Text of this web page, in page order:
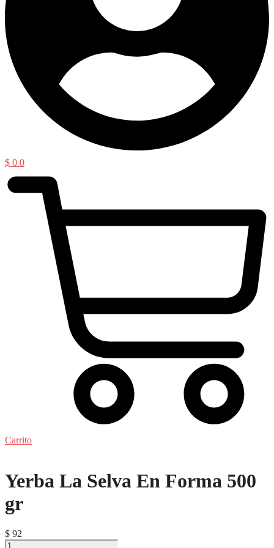
$ 0 0
Carrito
Yerba La Selva En Forma 500
gr
$ 92
Yerba